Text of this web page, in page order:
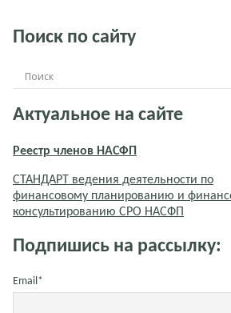
Поиск по сайту
Актуальное на сайте
Реестр членов НАСФП
СТАНДАРТ ведения деятельности по
финансовому планированию и
консультированию СРО НАСФП
Подпишись на рассылку:
Email*